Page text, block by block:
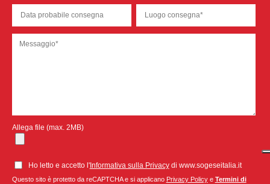
Allega file (max. 2MB)
Ho letto e accetto l'Informativa sulla Privacydi www.sogeseitalia.it
Questo sito è protetto da reCAPTCHA e si applicano Privacy Policye Termini di